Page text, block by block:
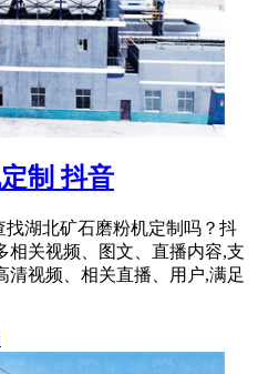
制 抖音
找湖北矿石磨粉机定制吗？抖
相关视频、图文、直播内容,支
清视频、相关直播、用户,满足